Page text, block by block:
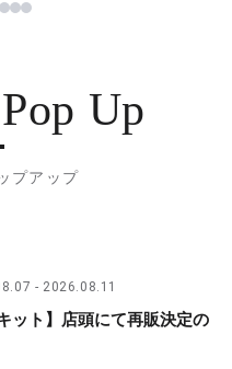
567
Up
プアップ
2026.08.11
ット】店頭にて再販決定の